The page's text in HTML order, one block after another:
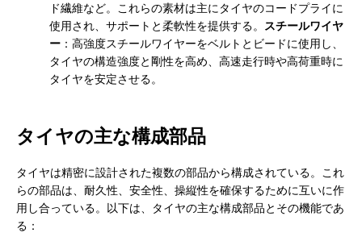
ド繊維など。これらの素材は主にタイヤのコードプライに
使用され、サポートと柔軟性を提供する。 スチールワイヤ
ー ：高強度スチールワイヤーをベルトとビードに使用し、
タイヤの構造強度と剛性を高め、高速走行時や高荷重時に
タイヤを安定させる。
タイヤの主な構成部品
タイヤは精密に設計された複数の部品から構成されている。これ
らの部品は、耐久性、安全性、操縦性を確保するために互いに作
用し合っている。以下は、タイヤの主な構成部品とその機能であ
る：